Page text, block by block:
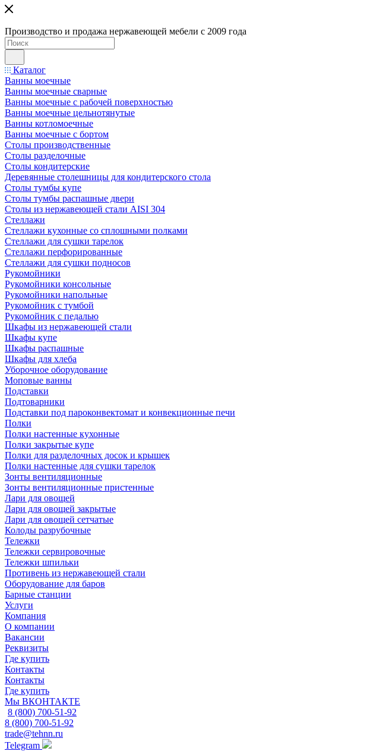
Производство и продажа нержавеющей мебели с 2009 года
Каталог
Ванны моечные
Ванны моечные сварные
Ванны моечные с рабочей поверхностью
Ванны моечные цельнотянутые
Ванны котломоечные
Ванны моечные с бортом
Столы производственные
Столы разделочные
Столы кондитерские
Деревянные столешницы для кондитерского стола
Столы тумбы купе
Столы тумбы распашные двери
Столы из нержавеющей стали AISI 304
Стеллажи
Стеллажи кухонные со сплошными полками
Стеллажи для сушки тарелок
Стеллажи перфорированные
Стеллажи для сушки подносов
Рукомойники
Рукомойники консольные
Рукомойники напольные
Рукомойник с тумбой
Рукомойник с педалью
Шкафы из нержавеющей стали
Шкафы купе
Шкафы распашные
Шкафы для хлеба
Уборочное оборудование
Моповые ванны
Подставки
Подтоварники
Подставки под пароконвектомат и конвекционные печи
Полки
Полки настенные кухонные
Полки закрытые купе
Полки для разделочных досок и крышек
Полки настенные для сушки тарелок
Зонты вентиляционные
Зонты вентиляционные пристенные
Лари для овощей
Лари для овощей закрытые
Лари для овощей сетчатые
Колоды разрубочные
Тележки
Тележки сервировочные
Тележки шпильки
Противень из нержавеющей стали
Оборудование для баров
Барные станции
Услуги
Компания
О компании
Вакансии
Реквизиты
Где купить
Контакты
Контакты
Где купить
Мы ВКОНТАКТЕ
8 (800) 700-51-92
8 (800) 700-51-92
trade@tehnn.ru
Telegram